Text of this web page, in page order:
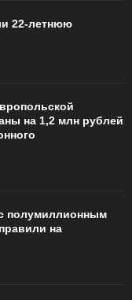
22-летнюю
на 1,2 млн рублей
полумиллионным
на